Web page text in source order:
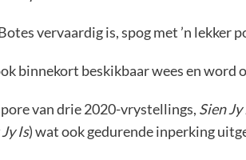
vervaardig is, spog met ’n
binnekort beskikbaar wees en word
van drie 2020-vrystellings, Sien
Is) wat ook gedurende inperking